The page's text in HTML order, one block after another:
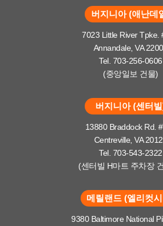
버지니아 (애난데
7023 Little River Tpke.
Annandale, VA
Tel. 703-256-0606
(중앙일보 건물)
버지니아 (센터
13880 Braddock Rd.
Centreville, VA
Tel. 703-543-2322
(센터빌 H마트 주차장
메릴랜드 (엘리컷
9380 Baltimore National